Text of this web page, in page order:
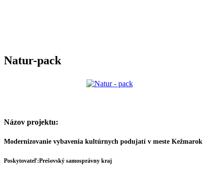
Natur-pack
Názov projektu:
Modernizovanie vybavenia kultúrnych podujatí v meste Kežmarok
Poskytovateľ:Prešovský samosprávny kraj